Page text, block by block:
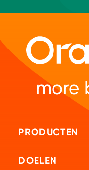
more
PRODUCTEN
DOELEN